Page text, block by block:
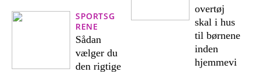
SPORTSG
RENE
Sådan
vælger du
den rigtige
overtøj
skal i hus
til børnene
inden
hjemmevi